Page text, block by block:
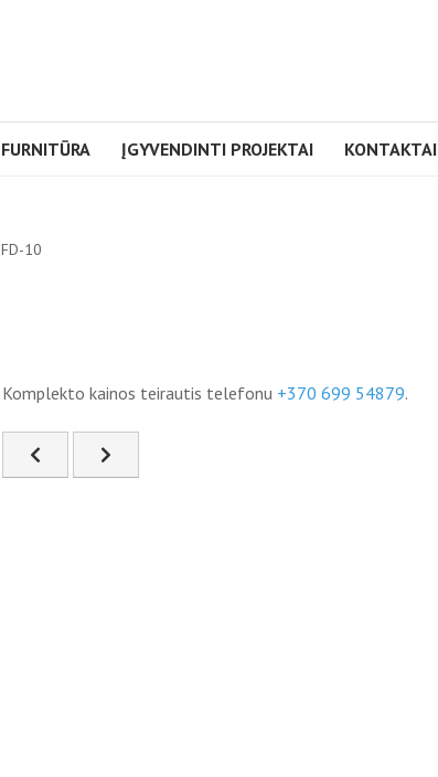
FURNITŪRA ĮGYVENDINTI PROJEKTAI KONTAKTAI
FD-10
Komplekto kainos teirautis telefonu +370 699 54879.
Ankstesnis straipsnis: FD-09
Kitas straipsnis: FD-11